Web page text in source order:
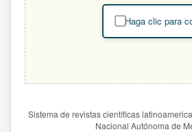
Haga clic para
Sistema de revistas científicas
Nacional Autónoma de